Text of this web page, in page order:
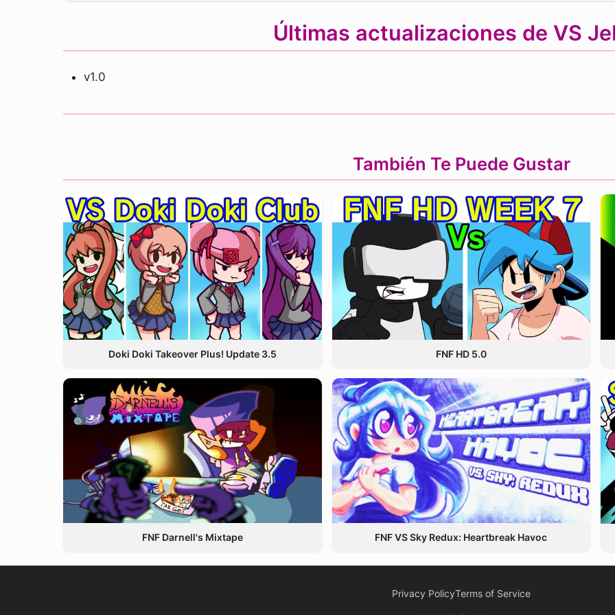
Últimas actualizaciones de VS
v1.0
También Te Puede Gustar
Doki Doki Takeover Plus! Update 3.5 FNF HD 5.0
FNF Darnell's Mixtape FNF VS Sky Redux: Heartbreak Havoc
Privacy PolicyTerms of Service